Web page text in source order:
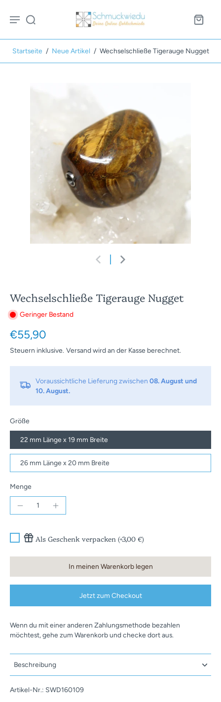
Startseite / Neue Artikel / Wechselschließe Tigerauge Nugget
Wechselschließe Tigerauge Nugget
Geringer Bestand
€55,90
Steuern inklusive. Versandwird an der Kasse berechnet.
Voraussichtliche Lieferung zwischen 08. August und
10. August.
Größe
22 mm Länge x 19 mm Breite
26 mm Länge x 20 mm Breite
Menge
Als Geschenk verpacken (+3,00 €)
In meinen Warenkorb legen
Jetzt zum Checkout
Wenn du mit einer anderen Zahlungsmethode bezahlen
möchtest, gehe zum Warenkorb und checke dort aus.
Beschreibung
Artikel-Nr.: SWD160109